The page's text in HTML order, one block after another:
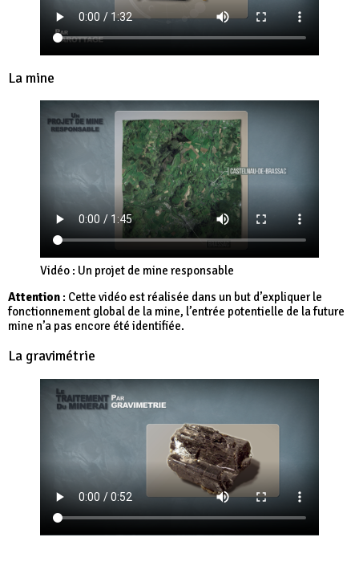
La mine
Vidéo : Un projet de mine responsable
Attention : Cette vidéo est réalisée dans un but d’expliquer le
fonctionnement global de la mine, l’entrée potentielle de la future
mine n’a pas encore été identifiée.
La gravimétrie